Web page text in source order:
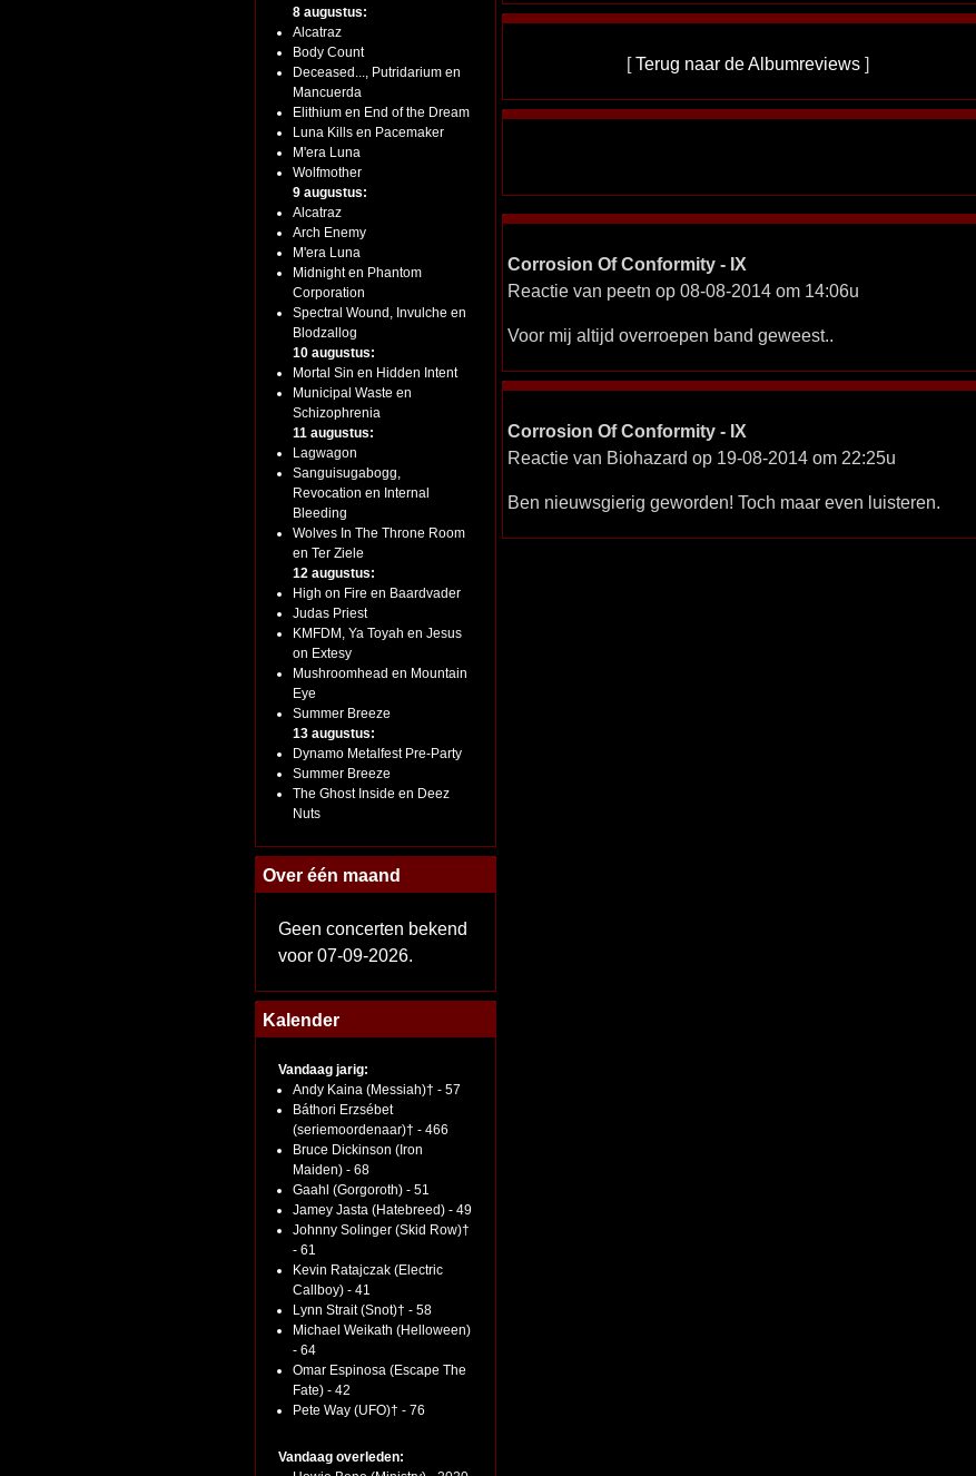
8 augustus:
Alcatraz
Body Count
Deceased..., Putridarium en
Mancuerda
Elithium en End of the Dream
Luna Kills en Pacemaker
M'era Luna
Wolfmother
9 augustus:
Alcatraz
Arch Enemy
M'era Luna
Midnight en Phantom
Corporation
Spectral Wound, Invulche en
Blodzallog
10 augustus:
Mortal Sin en Hidden Intent
Municipal Waste en
Schizophrenia
11 augustus:
Lagwagon
Sanguisugabogg,
Revocation en Internal
Bleeding
Wolves In The Throne Room
en Ter Ziele
12 augustus:
High on Fire en Baardvader
Judas Priest
KMFDM, Ya Toyah en Jesus
on Extesy
Mushroomhead en Mountain
Eye
Summer Breeze
13 augustus:
Dynamo Metalfest Pre-Party
Summer Breeze
The Ghost Inside en Deez
Nuts
Over één maand
Geen concerten bekend
voor 07-09-2026.
Kalender
Vandaag jarig:
Andy Kaina (Messiah)† - 57
Báthori Erzsébet
(seriemoordenaar)† - 466
Bruce Dickinson (Iron
Maiden) - 68
Gaahl (Gorgoroth) - 51
Jamey Jasta (Hatebreed) - 49
Johnny Solinger (Skid Row)†
- 61
Kevin Ratajczak (Electric
Callboy) - 41
Lynn Strait (Snot)† - 58
Michael Weikath (Helloween)
- 64
Omar Espinosa (Escape The
Fate) - 42
Pete Way (UFO)† - 76
Vandaag overleden:
[Terug naar de Albumreviews ]
Corrosion Of Conformity - IX
Reactie van peetn op 08-08-2014 om 14:06u
Voor mij altijd overroepen band geweest..
Corrosion Of Conformity - IX
Reactie van Biohazard op 19-08-2014 om 22:25u
Ben nieuwsgierig geworden! Toch maar even luisteren.